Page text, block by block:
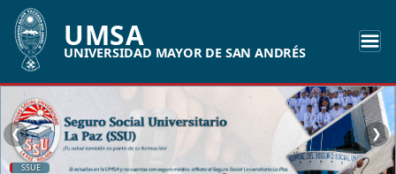
UMSA
UNIVERSIDAD MAYOR DE SAN ANDRÉS
SSUE
❮ ❯